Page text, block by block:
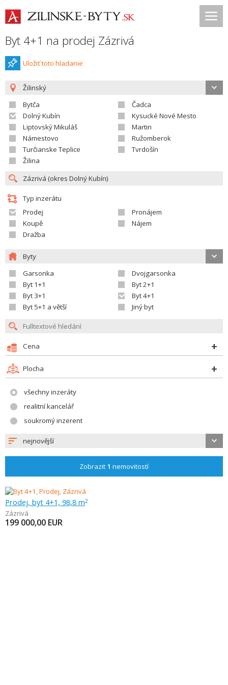
Byt 4+1 na prodej Zázrivá
Uložiť toto hladanie
Žilinský
Bytča
Čadca
Dolný Kubín
Kysucké Nové Mesto
Liptovský Mikuláš
Martin
Námestovo
Ružomberok
Turčianske Teplice
Tvrdošín
Žilina
Typ inzerátu
Prodej
Pronájem
Koupě
Nájem
Dražba
Byty
Garsonka
Dvojgarsonka
Byt 1+1
Byt 2+1
Byt 3+1
Byt 4+1
Byt 5+1 a větší
Jiný byt
Cena
Plocha
všechny inzeráty
realitní kancelář
soukromý inzerent
nejnovější
Zobrazit 1 nemovitostí
Prodej, byt 4+1, 98,8 m2
Zázrivá
199 000,00 EUR